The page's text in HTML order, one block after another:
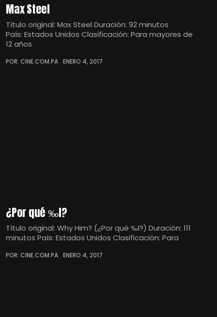
Max Steel
Título original: Max Steel Duración: 92 minutos
País: Estados Unidos Clasificación: Para mayores de
12 años
POR: CINE.COM.PA ENERO 4, 2017
¿Por qué ‰l?
Título original: Why Him? (¿Por qué ‰l?) Duración: 111
minutos País: Estados Unidos Clasificación: Para
POR: CINE.COM.PA ENERO 4, 2017